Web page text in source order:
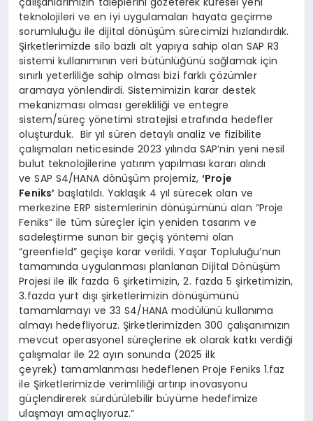
teknolojileri ve en iyi uygulamaları hayata geçirme
sorumluluğu ile dijital dönüşüm sürecimizi hızlandırdık.
Şirketlerimizde silo bazlı alt yapıya sahip olan SAP R3
sistemi kullanımının veri bütünlüğünü sağlamak için
sınırlı yeterliliğe sahip olması bizi farklı çözümler
aramaya yönlendirdi. Sistemimizin karar destek
mekanizması olması gerekliliği ve entegre
sistem/süreç yönetimi stratejisi etrafında hedefler
oluşturduk. Bir yıl süren detaylı analiz ve fizibilite
çalışmaları neticesinde 2023 yılında SAP’nin yeni nesil
bulut teknolojilerine yatırım yapılması kararı alındı
ve SAP S4/HANA dönüşüm projemiz, ‘Proje
Feniks’ başlatıldı. Yaklaşık 4 yıl sürecek olan ve
merkezine ERP sistemlerinin dönüşümünü alan “Proje
Feniks” ile tüm süreçler için yeniden tasarım ve
sadeleştirme sunan bir geçiş yöntemi olan
“greenfield” geçişe karar verildi. Yaşar Topluluğu’nun
tamamında uygulanması planlanan Dijital Dönüşüm
Projesi ile ilk fazda 6 şirketimizin, 2. fazda 5 şirketimizin,
3.fazda yurt dışı şirketlerimizin dönüşümünü
tamamlamayı ve 33 S4/HANA modülünü kullanıma
almayı hedefliyoruz. Şirketlerimizden 300 çalışanımızın
mevcut operasyonel süreçlerine ek olarak katkı verdiği
çalışmalar ile 22 ayın sonunda (2025 ilk
çeyrek) tamamlanması hedeflenen Proje Feniks 1.faz
ile Şirketlerimizde verimliliği artırıp inovasyonu
güçlendirerek sürdürülebilir büyüme hedefimize
ulaşmayı amaçlıyoruz.”